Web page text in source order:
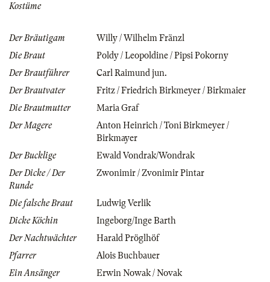
Kostüme
Der Bräutigam
Willy / Wilhelm Fränzl
Die Braut
Poldy / Leopoldine / Pipsi Pokorny
Der Brautführer
Carl Raimund jun.
Der Brautvater
Fritz / Friedrich Birkmeyer / Birkmaier
Die Brautmutter
Maria Graf
Der Magere
Anton Heinrich / Toni Birkmeyer /
Birkmayer
Der Bucklige
Ewald Vondrak/Wondrak
Der Dicke / Der
Runde
Zwonimir / Zvonimir Pintar
Die falsche Braut
Ludwig Verlik
Dicke Köchin
Ingeborg/Inge Barth
Der Nachtwächter
Harald Pröglhöf
Pfarrer
Alois Buchbauer
Ein Ansänger
Erwin Nowak / Novak